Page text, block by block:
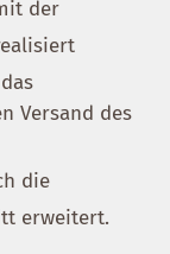
der
Versand des
die
erweitert.